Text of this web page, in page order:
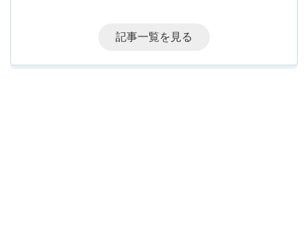
記事一覧を見る